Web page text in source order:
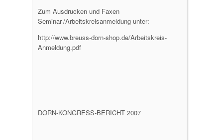
Zum Ausdrucken und Faxen
Seminar-/Arbeitskreisanmeldung unter:
http://www.breuss-dorn-shop.de/Arbeitskreis-
Anmeldung.pdf
DORN-KONGRESS-BERICHT 2007